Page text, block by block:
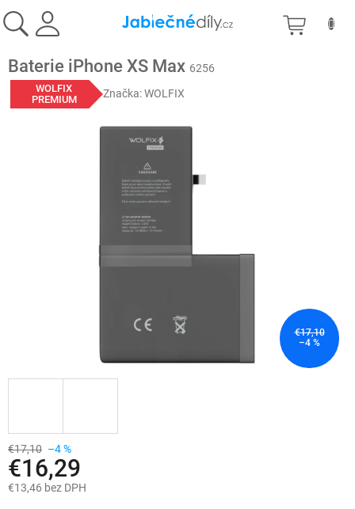
na
obsah
Baterie iPhone XS Max 6256
WOLFIX
PREMIUM
Značka:WOLFIX
€17,10
–4 %
€17,10 –4 %
€16,29
€13,46 bez DPH